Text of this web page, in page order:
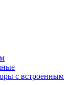
с встроенным